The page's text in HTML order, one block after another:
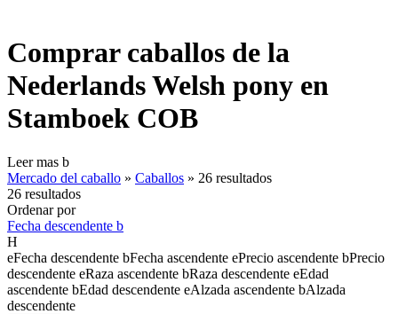
Comprar caballos de la
Nederlands Welsh pony en
Stamboek COB
Leer mas b
Mercado del caballo » Caballos » 26 resultados
26 resultados
Ordenar por
Fecha descendente b
H
eFecha descendente bFecha ascendente ePrecio ascendente bPrecio
descendente eRaza ascendente bRaza descendente eEdad
ascendente bEdad descendente eAlzada ascendente bAlzada
descendente